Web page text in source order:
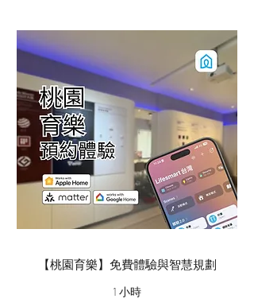
【桃園育樂】免費體驗與智慧規劃
1 小時